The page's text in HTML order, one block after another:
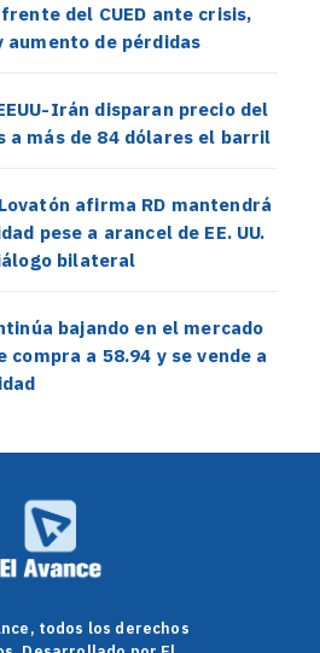
del CUED ante crisis,
aumento de pérdidas
Irán disparan precio del
a más de 84 dólares el barril
afirma RD mantendrá
pese a arancel de EE. UU.
bilateral
bajando en el mercado
compra a 58.94 y se vende a
todos los derechos